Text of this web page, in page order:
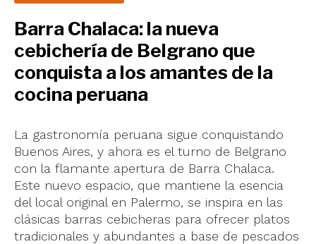
Barra Chalaca: la nueva
cebichería de Belgrano que
conquista a los amantes de la
cocina peruana
La gastronomía peruana sigue conquistando
Buenos Aires, y ahora es el turno de Belgrano
con la flamante apertura de Barra Chalaca.
Este nuevo espacio, que mantiene la esencia
del local original en Palermo, se inspira en las
clásicas barras cebicheras para ofrecer platos
tradicionales y abundantes a base de pescados